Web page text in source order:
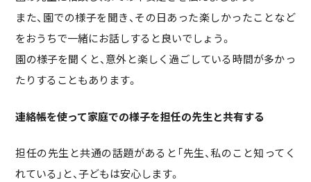
また、園での様子を聞き、その日あった楽しかったことなど
をおうちで一緒にお話しすると良いでしょう。
園の様子を聞くと、意外と楽しく過ごしている時間が多かっ
たりすることもあります。
連絡帳を使って家庭での様子を担任の先生と共有する
担任の先生と共通の話題があると「先生、私のこと知ってく
れている」と、子どもは安心します。